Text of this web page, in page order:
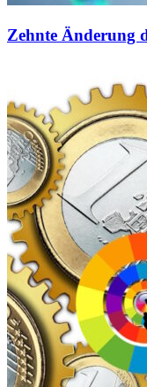
Zehnte Änderung